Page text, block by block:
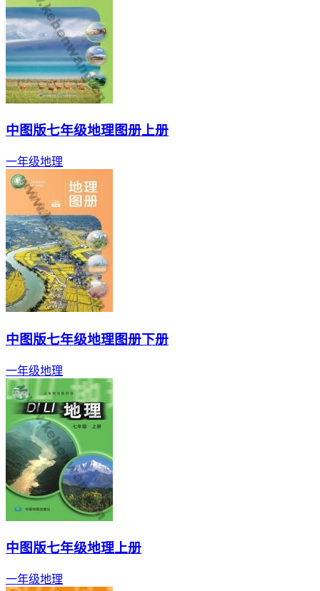
中图版七年级地理图册上册
一年级地理
中图版七年级地理图册下册
一年级地理
中图版七年级地理上册
一年级地理